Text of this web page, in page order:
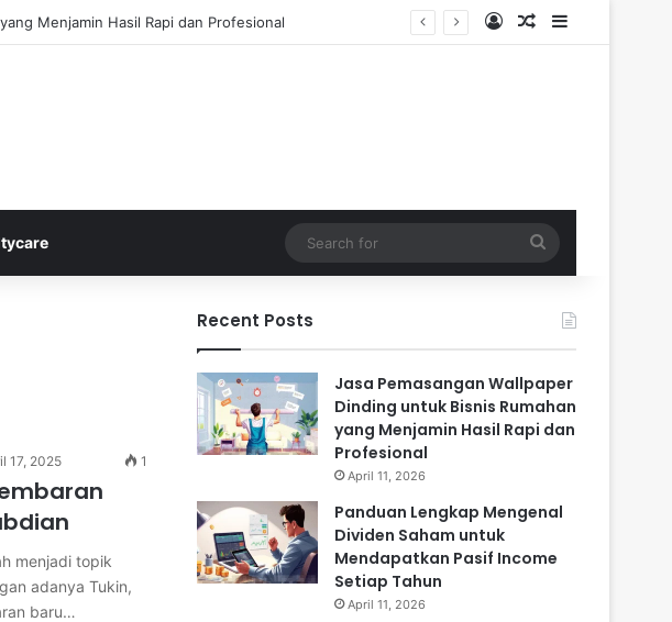
Pasif Income Setiap Tahun Log InRandom Article
Sidebar
for
17, 2025 1
menjadi topik
adanya Tukin,
baru…
Recent Posts
Jasa Pemasangan Wallpaper
Dinding untuk Bisnis Rumahan
yang Menjamin Hasil Rapi dan
Profesional
April 11, 2026
Panduan Lengkap Mengenal
Dividen Saham untuk
Mendapatkan Pasif Income
Setiap Tahun
April 11, 2026